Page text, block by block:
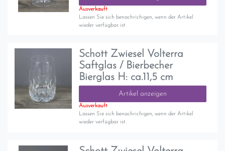
Ausverkauft
Lassen Sie sich benachrichigen, wenn der Artikel
wieder verfügbar ist.
Schott Zwiesel Volterra
Saftglas / Bierbecher
Bierglas H: ca.11,5 cm
Artikel anzeigen
Ausverkauft
Lassen Sie sich benachrichigen, wenn der Artikel
wieder verfügbar ist.